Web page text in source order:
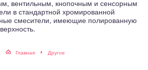
вентильным, кнопочным и сенсорным
в стандартной хромированной
смесители, имеющие полированную
Главная Другое